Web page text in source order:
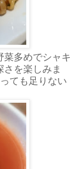
菜多めでシャキ
を楽しみま
ても足りない